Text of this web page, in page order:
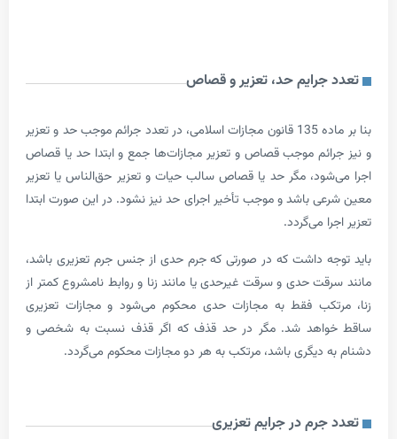
حد، تعزیر و قصاص
بنا بر ماده 135 قانون مجازات اسلامی، در تعدد جرائم موجب حد و تعزیر
موجب قصاص و تعزیر مجازات‌­ها جمع و ابتدا حد یا قصاص
مگر حد یا قصاص سالب حیات و تعزیر حق‌الناس یا تعزیر
باشد و موجب تأخیر اجرای حد نیز نشود. در این صورت ابتدا
می‌گردد.
داشت که در صورتی که جرم حدی از جنس جرم تعزیری باشد،
حدی و سرقت غیرحدی یا مانند زنا و روابط نامشروع کمتر از
فقط به مجازات حدی محکوم می‌شود و مجازات تعزیری
شد. مگر در حد قذف که اگر قذف نسبت به شخصی و
دیگری باشد، مرتکب به هر دو مجازات محکوم می‌گردد.
در جرایم تعزیری